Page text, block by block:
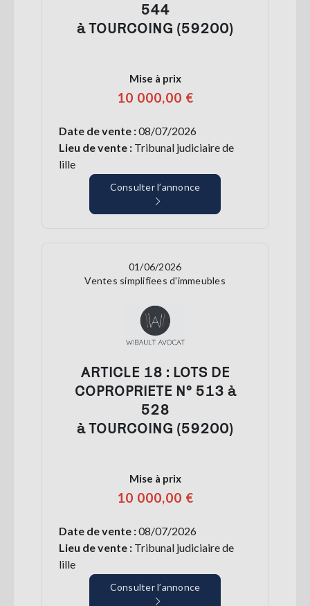
544
à TOURCOING (59200)
Mise à prix
10 000,00 €
Date de vente :08/07/2026
Lieu de vente : Tribunal judiciaire de
lille
Consulter l’annonce
01/06/2026
Ventes simplifiees d'immeubles
ARTICLE 18 : LOTS DE
COPROPRIETE N° 513 à
528
à TOURCOING (59200)
Mise à prix
10 000,00 €
Date de vente :08/07/2026
Lieu de vente : Tribunal judiciaire de
lille
Consulter l’annonce